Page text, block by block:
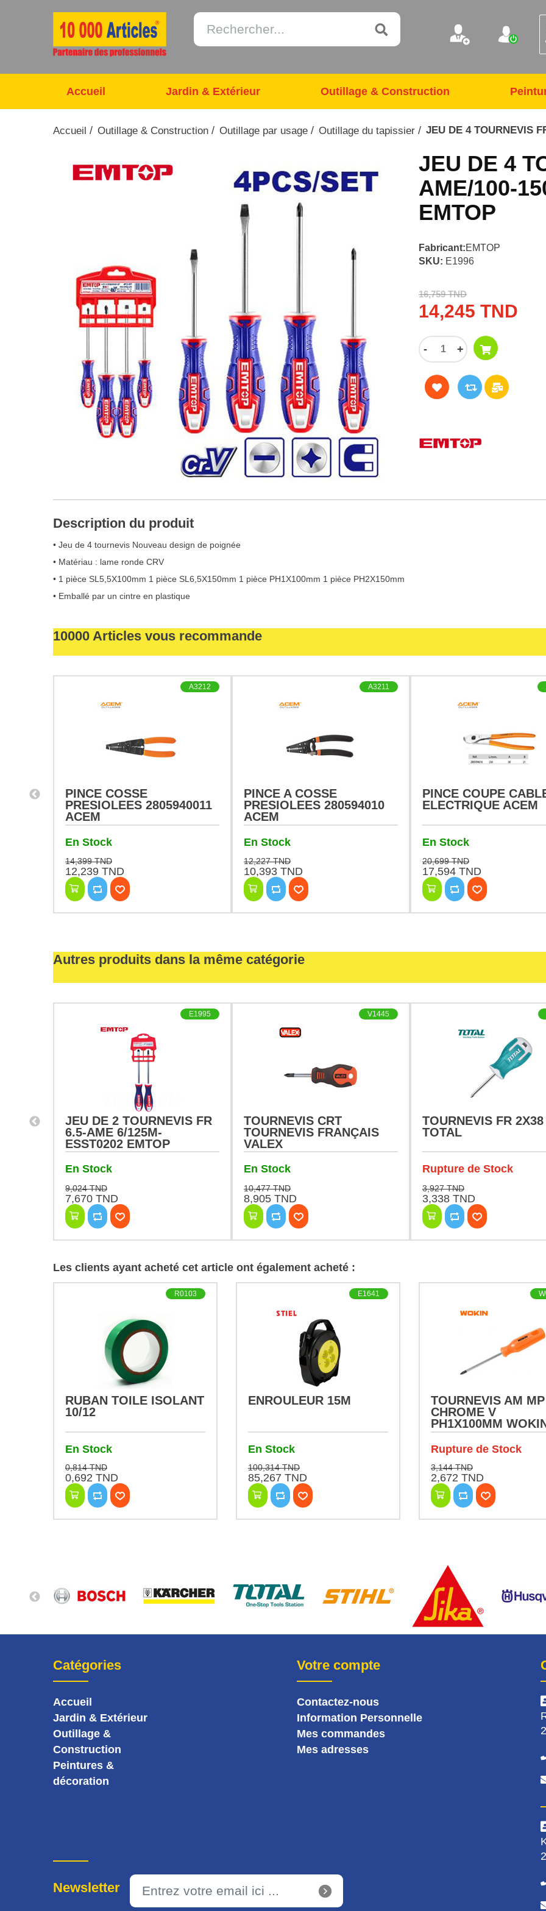
Accueil Jardin & Extérieur Outillage & Construction
Accueil / Outillage & Construction / Outillage par usage / Outillage du tapissier / JEU DE 4 TOURNEVIS
JEU DE 4
AME/100-
EMTOP
Fabricant:EMTOP
SKU: E1996
16,759 TND
14,245 TND
- +
Description du produit
• Jeu de 4 tournevis Nouveau design de poignée
• Matériau : lame ronde CRV
• 1 pièce SL5,5X100mm 1 pièce SL6,5X150mm 1 pièce PH1X100mm 1 pièce PH2X150mm
• Emballé par un cintre en plastique
10000 Articles vous recommande
A3212
PINCE COSSE
PRESIOLEES 2805940011
ACEM
En Stock
14,399 TND
12,239 TND
A3211
PINCE A COSSE
PRESIOLEES 280594010
ACEM
En Stock
12,227 TND
10,393 TND
PINCE COUPE
ELECTRIQUE ACEM
En Stock
20,699 TND
17,594 TND
Autres produits dans la même catégorie
E1995
JEU DE 2 TOURNEVIS FR
6.5-AME 6/125M-
ESST0202 EMTOP
En Stock
9,024 TND
7,670 TND
V1445
TOURNEVIS CRT
TOURNEVIS FRANÇAIS
VALEX
En Stock
10,477 TND
8,905 TND
TOURNEVIS FR
TOTAL
Rupture de Stock
3,927 TND
3,338 TND
Les clients ayant acheté cet article ont également acheté :
R0103
RUBAN TOILE ISOLANT
10/12
En Stock
0,814 TND
0,692 TND
E1641
ENROULEUR 15M
En Stock
100,314 TND
85,267 TND
TOURNEVIS AM MP
CHROME V
PH1X100MM
Rupture de Stock
3,144 TND
2,672 TND
Catégories
Accueil
Jardin & Extérieur
Outillage &
Construction
Peintures &
décoration
Votre compte
Contactez-nous
Information Personnelle
Mes commandes
Mes adresses
Newsletter